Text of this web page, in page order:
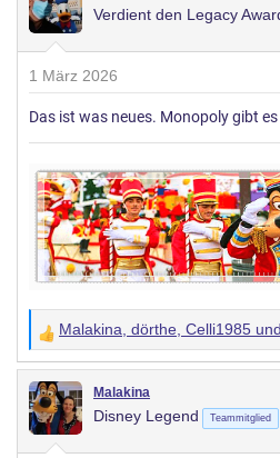
t
n
g
e
n
:
Verdient den Legacy
1 März 2026
Das ist was neues. Monopoly gibt
W
e
r
t
Malakina, dörthe, Celli1985
Malakina
Disney Legend Teammitglied